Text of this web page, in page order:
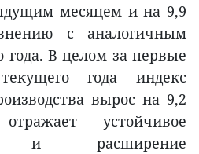
месяцем и на 9,9
с аналогичным
года. В целом за первые
года индекс
вырос на 9,2
устойчивое
и расширение